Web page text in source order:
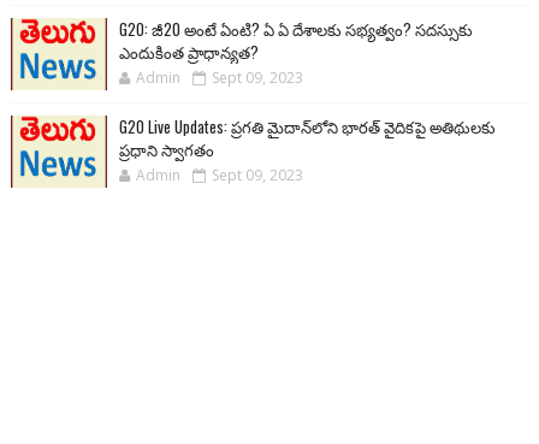
G20: జీ20 అంటే ఏంటి? ఏ ఏ దేశాలకు సభ్యత్వం? సదస్సుకు
ఎందుకింత ప్రాధాన్యత?
Admin Sept 09, 2023
G20 Live Updates: ప్రగతి మైదాన్‌లోని భారత్ వైదికపై అతిథులకు
ప్రధాని స్వాగతం
Admin Sept 09, 2023